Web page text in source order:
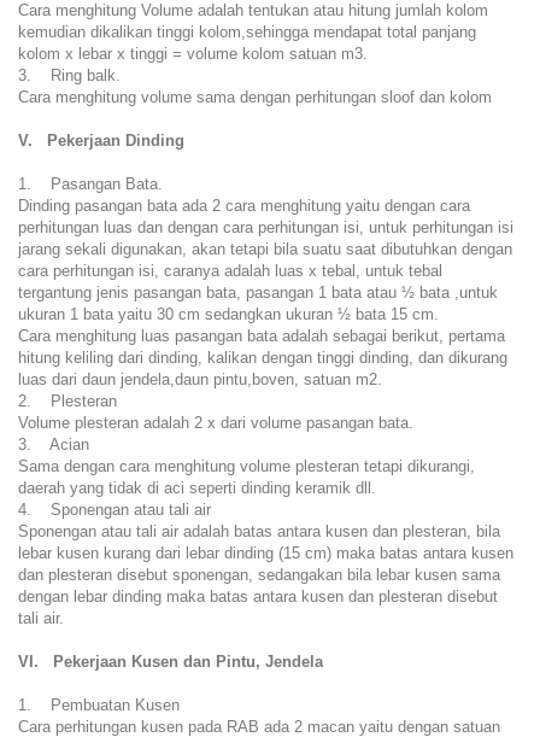
Cara menghitung Volume adalah tentukan atau hitung jumlah kolom
kemudian dikalikan tinggi kolom,sehingga mendapat total panjang
kolom x lebar x tinggi = volume kolom satuan m3.
3. Ring balk.
Cara menghitung volume sama dengan perhitungan sloof dan kolom
V. Pekerjaan Dinding
1. Pasangan Bata.
Dinding pasangan bata ada 2 cara menghitung yaitu dengan cara
perhitungan luas dan dengan cara perhitungan isi, untuk perhitungan isi
jarang sekali digunakan, akan tetapi bila suatu saat dibutuhkan dengan
cara perhitungan isi, caranya adalah luas x tebal, untuk tebal
tergantung jenis pasangan bata, pasangan 1 bata atau ½ bata ,untuk
ukuran 1 bata yaitu 30 cm sedangkan ukuran ½ bata 15 cm.
Cara menghitung luas pasangan bata adalah sebagai berikut, pertama
hitung keliling dari dinding, kalikan dengan tinggi dinding, dan dikurang
luas dari daun jendela,daun pintu,boven, satuan m2.
2. Plesteran
Volume plesteran adalah 2 x dari volume pasangan bata.
3. Acian
Sama dengan cara menghitung volume plesteran tetapi dikurangi,
daerah yang tidak di aci seperti dinding keramik dll.
4. Sponengan atau tali air
Sponengan atau tali air adalah batas antara kusen dan plesteran, bila
lebar kusen kurang dari lebar dinding (15 cm) maka batas antara kusen
dan plesteran disebut sponengan, sedangakan bila lebar kusen sama
dengan lebar dinding maka batas antara kusen dan plesteran disebut
tali air.
VI. Pekerjaan Kusen dan Pintu, Jendela
1. Pembuatan Kusen
Cara perhitungan kusen pada RAB ada 2 macan yaitu dengan satuan